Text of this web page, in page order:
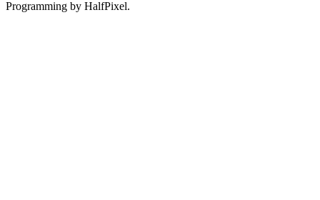
Programming by HalfPixel.